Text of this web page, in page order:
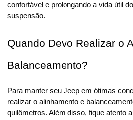
confortável e prolongando a vida útil
suspensão.
Quando Devo Realizar o
Balanceamento?
Para manter seu Jeep em ótimas
realizar o alinhamento e
quilômetros. Além disso, fique atento